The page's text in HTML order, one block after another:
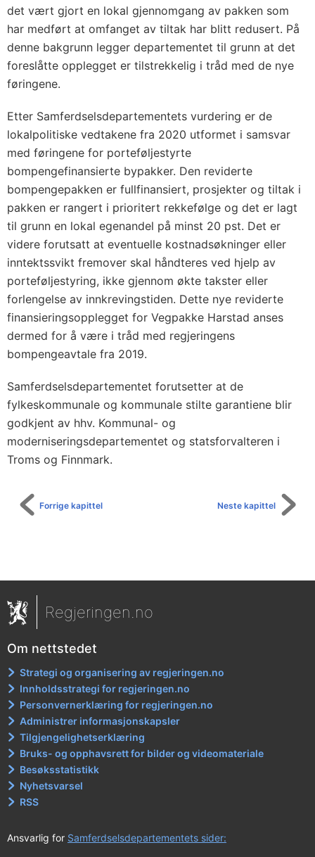
det vært gjort en lokal gjennomgang av pakken som
har medført at omfanget av tiltak har blitt redusert. På
denne bakgrunn legger departementet til grunn at det
foreslåtte opplegget er tilstrekkelig i tråd med de nye
føringene.
Etter Samferdselsdepartementets vurdering er de
lokalpolitiske vedtakene fra 2020 utformet i samsvar
med føringene for porteføljestyrte
bompengefinansierte bypakker. Den reviderte
bompengepakken er fullfinansiert, prosjekter og tiltak i
pakken er rangert i prioritert rekkefølge og det er lagt
til grunn en lokal egenandel på minst 20 pst. Det er
videre forutsatt at eventuelle kostnadsøkninger eller
inntektssvikt fremover skal håndteres ved hjelp av
porteføljestyring, ikke gjennom økte takster eller
forlengelse av innkrevingstiden. Dette nye reviderte
finansieringsopplegget for Vegpakke Harstad anses
dermed for å være i tråd med regjeringens
bompengeavtale fra 2019.
Samferdselsdepartementet forutsetter at de
fylkeskommunale og kommunale stilte garantiene blir
godkjent av hhv. Kommunal- og
moderniseringsdepartementet og statsforvalteren i
Troms og Finnmark.
Neste kapittel
Forrige kapittel
Regjeringen.no
Om nettstedet
Strategi og organisering av regjeringen.no
Innholdsstrategi for regjeringen.no
Personvernerklæring for regjeringen.no
Administrer informasjonskapsler
Tilgjengelighetserklæring
Bruks- og opphavsrett for bilder og videomateriale
Besøksstatistikk
Nyhetsvarsel
RSS
Ansvarlig for Samferdselsdepartementets sider: